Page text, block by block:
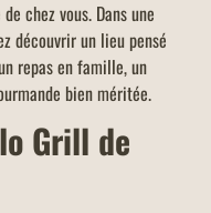
chez vous. Dans une
découvrir un lieu pensé
repas en famille, un
bien méritée.
Grill de